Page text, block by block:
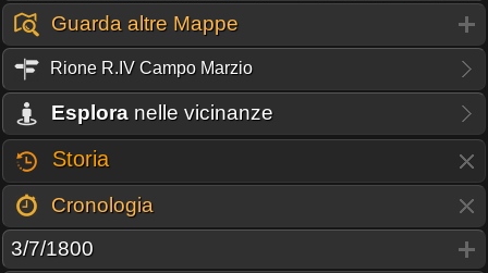
Guarda altre Mappe
Rione R.IV Campo Marzio
Esplora nelle vicinanze
Storia
Cronologia
3/7/1800